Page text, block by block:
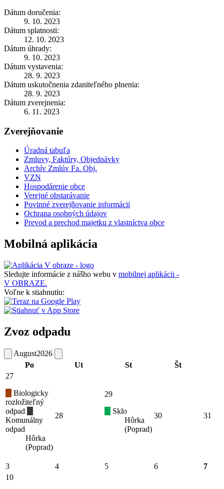
Dátum doručenia:
9. 10. 2023
Dátum splatnosti:
12. 10. 2023
Dátum úhrady:
9. 10. 2023
Dátum vystavenia:
28. 9. 2023
Dátum uskutočnenia zdaniteľného plnenia:
28. 9. 2023
Dátum zverejnenia:
6. 11. 2023
Zverejňovanie
Úradná tabuľa
Zmluvy, Faktúry, Objednávky
Archív Zmlúv Fa. Obj.
VZN
Hospodárenie obce
Verejné obstarávanie
Povinné zverejňovanie informácii
Ochrana osobných údajov
Prevod a prechod majetku z vlastníctva obce
Mobilná aplikácia
Sledujte informácie z nášho webu v mobilnej aplikácii -
V OBRAZE.
Voľne k stiahnutiu:
Zvoz odpadu
August2026
Po
Ut St Št
27
Biologicky
rozložiteľný
odpad
Komunálny
odpad
Hôrka
(Poprad)
28
29
Sklo
Hôrka
(Poprad)
30 31
3 4 5 6
7
10